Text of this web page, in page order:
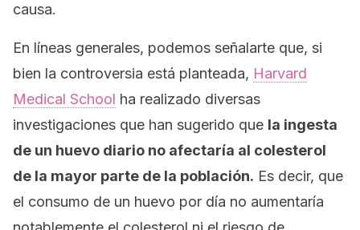
causa.
En líneas generales, podemos señalarte que, si
bien la controversia está planteada, Harvard
Medical School ha realizado diversas
investigaciones que han sugerido que la ingesta
de un huevo diario no afectaría al colesterol
de la mayor parte de la población. Es decir, que
el consumo de un huevo por día no aumentaría